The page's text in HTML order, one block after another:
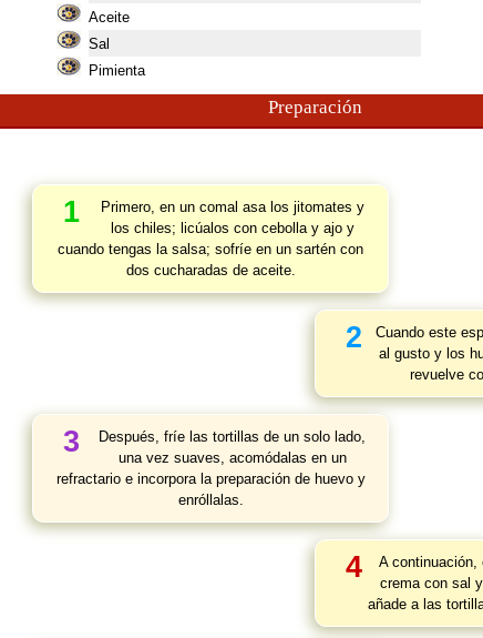
Aceite
Sal
Pimienta
Preparación
1
Primero, en un comal asa los jitomates y
los chiles; licúalos con cebolla y ajo y
cuando tengas la salsa; sofríe en un sartén con
dos cucharadas de aceite.
2
Cuando este
al gusto y los
revuelve
3
Después, fríe las tortillas de un solo lado,
una vez suaves, acomódalas en un
refractario e incorpora la preparación de huevo y
enróllalas.
4
A continuación,
crema con sal
añade a las